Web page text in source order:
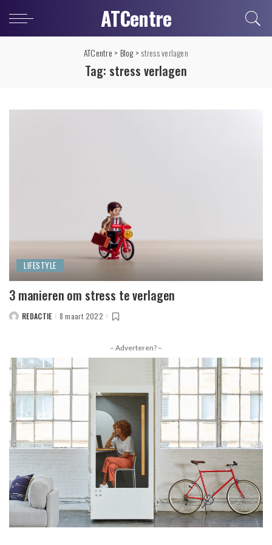
ATCentre
ATCentre > Blog> stress verlagen
Tag: stress verlagen
LIFESTYLE
3 manieren om stress te verlagen
POSTEDREDACTIE 8 maart 2022
– Adverteren? –